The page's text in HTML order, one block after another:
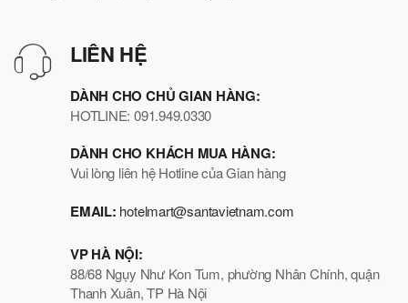
LIÊN HỆ
DÀNH CHO CHỦ GIAN HÀNG:
HOTLINE: 091.949.0330
DÀNH CHO KHÁCH MUA HÀNG:
Vui lòng liên hệ Hotline của Gian hàng
EMAIL: hotelmart@santavietnam.com
VP HÀ NỘI:
88/68 Ngụy Như Kon Tum, phường Nhân Chính, quận
Thanh Xuân, TP Hà Nội